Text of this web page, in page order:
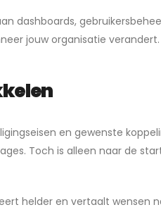
dashboards,
jouw organisatie verandert.
en gewenste
Toch is alleen naar de
helder en vertaalt wensen